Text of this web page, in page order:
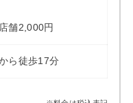
舗2,000円
ら徒歩17分